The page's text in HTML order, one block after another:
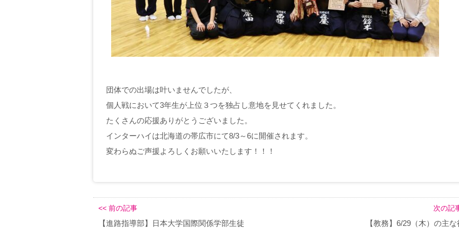
団体での出場は叶いませんでしたが、
個人戦において3年生が上位３つを独占し意地を見せてくれました。
たくさんの応援ありがとうございました。
インターハイは北海道の帯広市にて8/3～6に開催されます。
変わらぬご声援よろしくお願いいたします！！！
<< 前の記事
【進路指導部】日本大学国際関係学部生徒
次の記
【教務】6/29（木）の主